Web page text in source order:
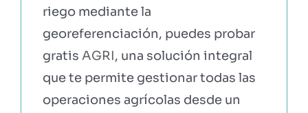
riego mediante la
georeferenciación, puedes probar
gratis AGRI, una solución integral
que te permite gestionar todas las
operaciones agrícolas desde un